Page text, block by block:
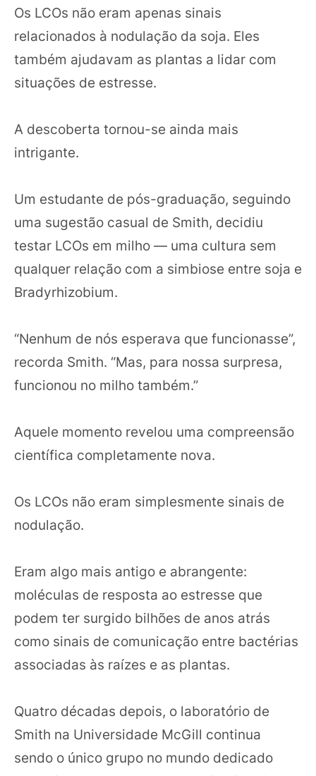
Os LCOs não eram apenas sinais
relacionados à nodulação da soja. Eles
também ajudavam as plantas a lidar com
situações de estresse.
A descoberta tornou-se ainda mais
intrigante.
Um estudante de pós-graduação, seguindo
uma sugestão casual de Smith, decidiu
testar LCOs em milho — uma cultura sem
qualquer relação com a simbiose entre soja e
Bradyrhizobium.
“Nenhum de nós esperava que funcionasse”,
recorda Smith. “Mas, para nossa surpresa,
funcionou no milho também.”
Aquele momento revelou uma compreensão
científica completamente nova.
Os LCOs não eram simplesmente sinais de
nodulação.
Eram algo mais antigo e abrangente:
moléculas de resposta ao estresse que
podem ter surgido bilhões de anos atrás
como sinais de comunicação entre bactérias
associadas às raízes e as plantas.
Quatro décadas depois, o laboratório de
Smith na Universidade McGill continua
sendo o único grupo no mundo dedicado